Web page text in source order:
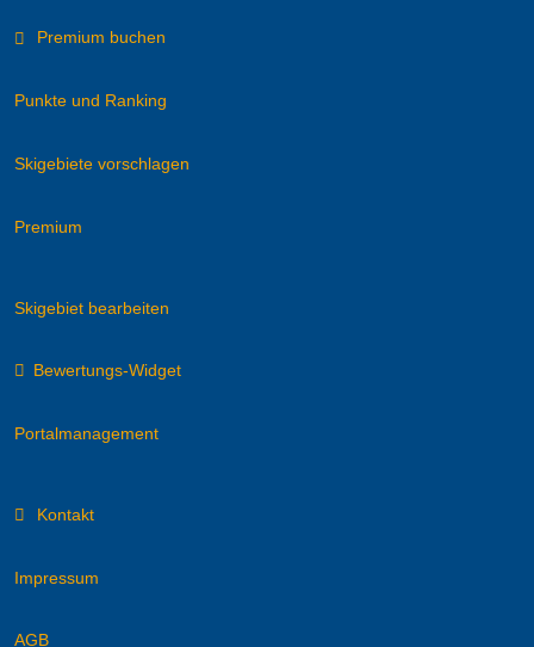
Premium buchen
Punkte und Ranking
Skigebiete vorschlagen
Premium
Skigebiet bearbeiten
Bewertungs-Widget
Portalmanagement
Kontakt
Impressum
AGB